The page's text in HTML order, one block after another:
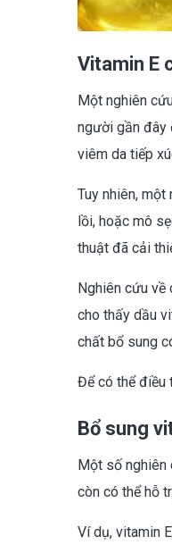
Vitamin E
Một nghiên
người gần đây
viêm da tiếp
Tuy nhiên,
lồi, hoặc mô
thuật đã cải
Nghiên cứu
cho thấy dầu
chất bổ sung
Để có thể điều
Bổ sung
Một số nghiên
còn có thể hỗ
Ví dụ, vitamin